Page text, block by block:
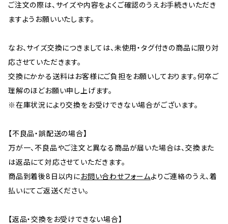
ご注文の際は、サイズや内容をよくご確認のうえお手続きいただき
ますようお願いいたします。
なお、サイズ交換につきましては、未使用・タグ付きの商品に限り対
応させていただきます。
交換にかかる送料はお客様にご負担をお願いしております。何卒ご
理解のほどお願い申し上げます。
※在庫状況により交換をお受けできない場合がございます。
【不良品・誤配送の場合】
万が一、不良品やご注文と異なる商品が届いた場合は、交換また
は返品にて対応させていただきます。
商品到着後8日以内にお問い合わせフォームよりご連絡のうえ、着
払いにてご返送ください。
【返品・交換をお受けできない場合】